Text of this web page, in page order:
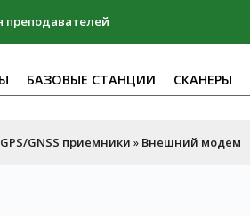
преподавателей
БАЗОВЫЕ СТАНЦИИ СКАНЕРЫ
GNSS приемники » Внешний модем